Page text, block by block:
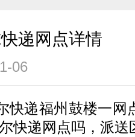
递网点详情
06
快递福州鼓楼一网
快递 网点吗，派